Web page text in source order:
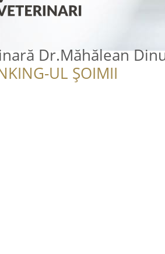
Dr.Măhălean
UL ȘOIMII